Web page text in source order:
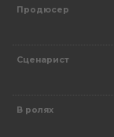
Продюсер
Сценарист
В ролях